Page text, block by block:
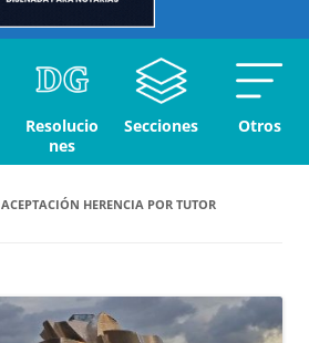
Resolucio
nes
Secciones Otros
ACEPTACIÓN HERENCIA POR TUTOR